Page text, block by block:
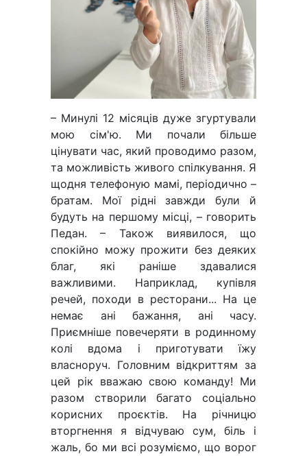
– Минулі 12 місяців дуже згуртували
мою сім'ю. Ми почали більше
цінувати час, який проводимо разом,
та можливість живого спілкування. Я
щодня телефоную мамі, періодично –
братам. Мої рідні завжди були й
будуть на першому місці, – говорить
Педан. – Також виявилося, що
спокійно можу прожити без деяких
благ, які раніше здавалися
важливими. Наприклад, купівля
речей, походи в ресторани... На це
немає ані бажання, ані часу.
Приємніше повечеряти в родинному
колі вдома і приготувати їжу
власноруч. Головним відкриттям за
цей рік вважаю свою команду! Ми
разом створили багато соціально
корисних проєктів. На річницю
вторгнення я відчуваю сум, біль і
жаль, бо ми всі розуміємо, що ворог